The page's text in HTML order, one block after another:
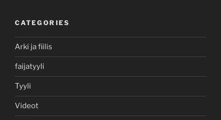
CATEGORIES
Arki ja fiilis
faijatyyli
Tyyli
Videot